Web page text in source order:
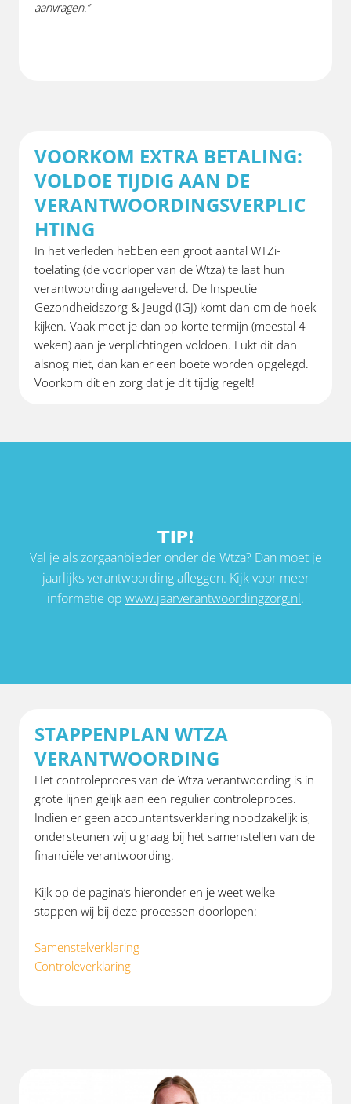
aanvragen.”
VOORKOM EXTRA BETALING:
VOLDOE TIJDIG AAN DE
VERANTWOORDINGSVERPLIC
HTING
In het verleden hebben een groot aantal WTZi-
toelating (de voorloper van de Wtza) te laat hun
verantwoording aangeleverd. De Inspectie
Gezondheidszorg & Jeugd (IGJ) komt dan om de hoek
kijken. Vaak moet je dan op korte termijn (meestal 4
weken) aan je verplichtingen voldoen. Lukt dit dan
alsnog niet, dan kan er een boete worden opgelegd.
Voorkom dit en zorg dat je dit tijdig regelt!
TIP!
Val je als zorgaanbieder onder de Wtza? Dan moet je
jaarlijks verantwoording afleggen. Kijk voor meer
informatie op www.jaarverantwoordingzorg.nl.
STAPPENPLAN WTZA
VERANTWOORDING
Het controleproces van de Wtza verantwoording is in
grote lijnen gelijk aan een regulier controleproces.
Indien er geen accountantsverklaring noodzakelijk is,
ondersteunen wij u graag bij het samenstellen van de
financiële verantwoording.
Kijk op de pagina’s hieronder en je weet welke
stappen wij bij deze processen doorlopen:
Samenstelverklaring
Controleverklaring